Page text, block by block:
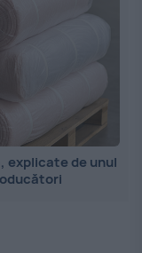
explicate de unul